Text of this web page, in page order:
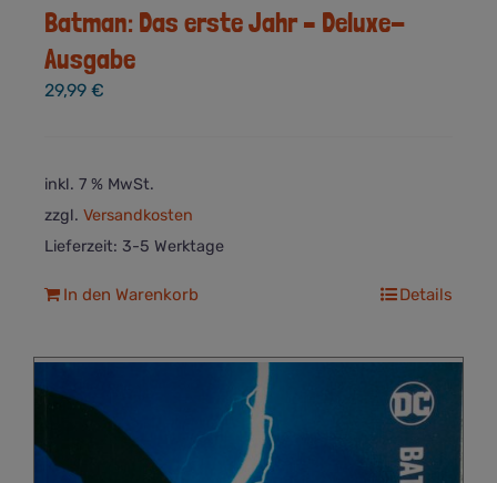
Batman: Das erste Jahr – Deluxe-
Ausgabe
29,99 €
inkl. 7 % MwSt.
zzgl. Versandkosten
Lieferzeit: 3-5 Werktage
In den Warenkorb Details